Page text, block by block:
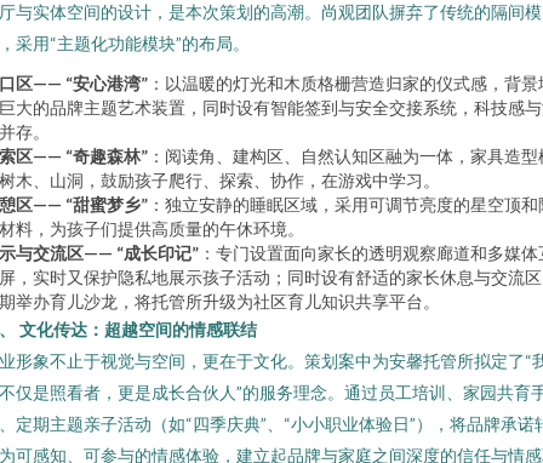
与实体空间的设计，是本次策划的高潮。尚观团队摒弃了传统的隔间模
采用“主题化功能模块”的布局。
区—— “安心港湾” ：以温暖的灯光和木质格栅营造归家的仪式感，背景
大的品牌主题艺术装置，同时设有智能签到与安全交接系统，科技感
存。
区—— “奇趣森林” ：阅读角、建构区、自然认知区融为一体，家具造型
木、山洞，鼓励孩子爬行、探索、协作，在游戏中学习。
区—— “甜蜜梦乡” ：独立安静的睡眠区域，采用可调节亮度的星空顶和
料，为孩子们提供高质量的午休环境。
与交流区—— “成长印记” ：专门设置面向家长的透明观察廊道和多媒体
，实时又保护隐私地展示孩子活动；同时设有舒适的家长休息与交流
举办育儿沙龙，将托管所升级为社区育儿知识共享平台。
文化传达：超越空间的情感联结
形象不止于视觉与空间，更在于文化。策划案中为安馨托管所拟定了“
仅是照看者，更是成长合伙人”的服务理念。通过员工培训、家园共育
定期主题亲子活动（如“四季庆典”、“小小职业体验日”），将品牌承诺
可感知、可参与的情感体验，建立起品牌与家庭之间深度的信任与情